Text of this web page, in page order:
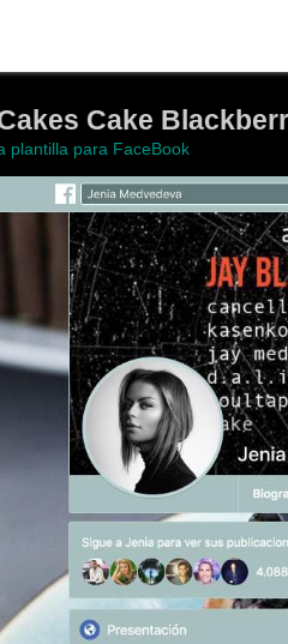
Cake
plantilla para FaceBook